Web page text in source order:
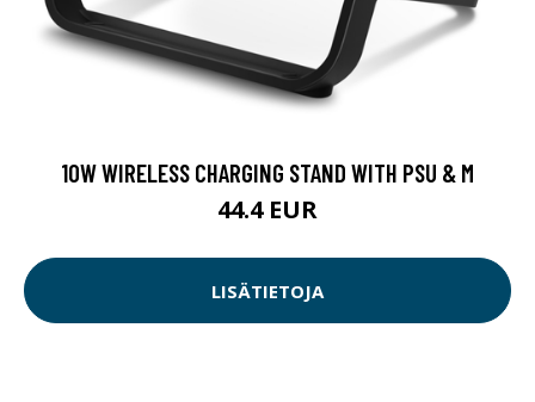
10W WIRELESS CHARGING STAND WITH PSU & M
44.4 EUR
LISÄTIETOJA